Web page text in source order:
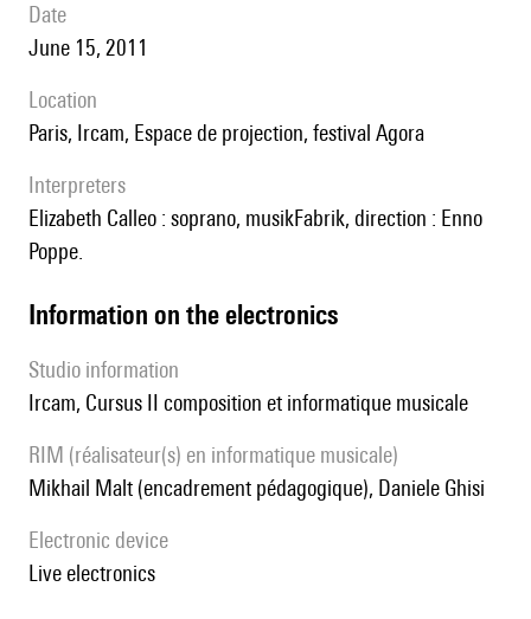
date
June 15, 2011
location
Paris, Ircam, Espace de projection, festival Agora
interpreters
Elizabeth Calleo : soprano, musikFabrik, direction : Enno
Poppe.
Information on the electronics
Studio information
Ircam, Cursus II composition et informatique musicale
RIM (réalisateur(s) en informatique musicale)
Mikhail Malt (encadrement pédagogique), Daniele Ghisi
Electronic device
live electronics